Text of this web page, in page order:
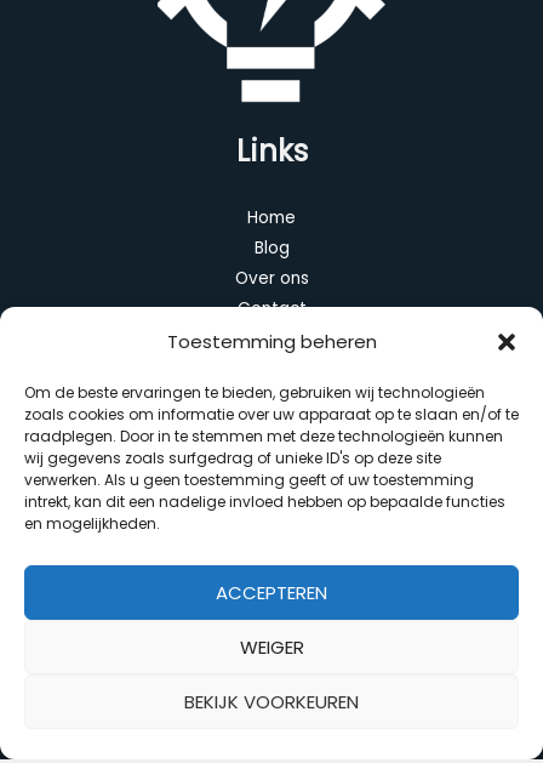
Toestemming beheren
Om de beste ervaringen te bieden, gebruiken wij technologieën
zoals cookies om informatie over uw apparaat op te slaan en/of te
raadplegen. Door in te stemmen met deze technologieën kunnen
wij gegevens zoals surfgedrag of unieke ID's op deze site
verwerken. Als u geen toestemming geeft of uw toestemming
intrekt, kan dit een nadelige invloed hebben op bepaalde functies
en mogelijkheden.
ACCEPTEREN
WEIGER
BEKIJK VOORKEUREN
Links
Home
Blog
Over ons
Contact
Categorieën
Algemeen
Duurzaam wonen
Huis en interieur
Slimme apparaten